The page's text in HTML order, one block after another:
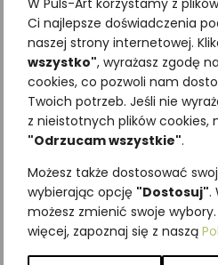
W Puls-Art korzystamy z
Ci najlepsze doświadczenia
naszej strony internetowej.
wszystko", wyrażasz zgodę
cookies, co pozwoli nam
Twoich potrzeb. Jeśli nie
z nieistotnych plików cookies,
"Odrzucam wszystkie".
Możesz także dostosować
wybierając opcję "Dostosuj".
możesz zmienić swoje
więcej, zapoznaj się z naszą
Temperówka WIEWIÓRKA
12,30zł z VAT
Dodaj do koszyka